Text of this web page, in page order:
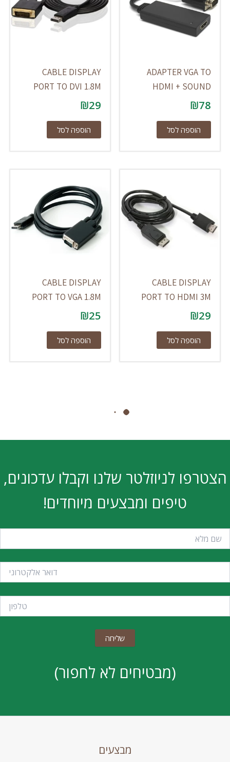
ADAPTER VGA TO
HDMI + SOUND
₪78
הוספה לסל
CABLE DISPLAY
PORT TO DVI 1.8M
₪29
הוספה לסל
CABLE DISPLAY
PORT TO HDMI 3M
₪29
הוספה לסל
CABLE DISPLAY
PORT TO VGA 1.8M
₪25
הוספה לסל
הצטרפו לניוזלטר שלנו וקבלו עדכונים,
טיפים ומבצעים מיוחדים!
(מבטיחים לא לחפור)
מבצעים